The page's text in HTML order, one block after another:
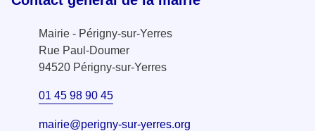
Mairie - Périgny-sur-Yerres
Rue Paul-Doumer
94520 Périgny-sur-Yerres
01 45 98 90 45
mairie@perigny-sur-yerres.org